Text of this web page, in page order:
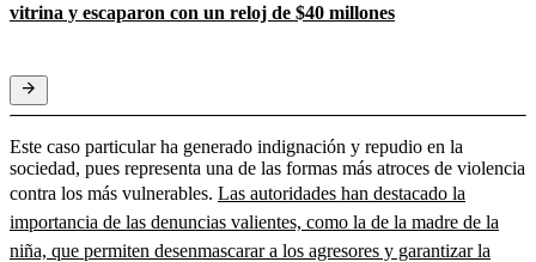
vitrina y escaparon con un reloj de $40 millones
Este caso particular ha generado indignación y repudio en la
sociedad, pues representa una de las formas más atroces de violencia
contra los más vulnerables. Las autoridades han destacado la
importancia de las denuncias valientes, como la de la madre de la
niña, que permiten desenmascarar a los agresores y garantizar la